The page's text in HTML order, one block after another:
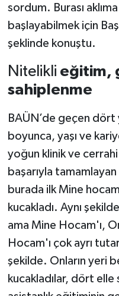
sordum. Burası
başlayabilmek için
şeklinde konuştu.
Nitelikli eğitim,
sahiplenme
BAÜN’de geçen dört
boyunca, yaşı ve
yoğun klinik ve
başarıyla
burada ilk Mine
kucakladı. Aynı
ama Mine Hocam'ı,
Hocam'ı çok ayrı
şekilde. Onların yeri
kucakladılar, dört elle